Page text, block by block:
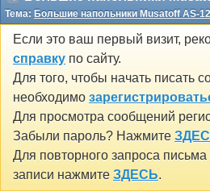
Тема: Большие напольники Musatoff AS-12
Если это ваш первый визит,
справку по сайту.
Для того, чтобы начать писать
необходимо
Для просмотра сообщений
Забыли пароль? Нажмите
Для повторного запроса
записи нажмите ЗДЕСЬ.